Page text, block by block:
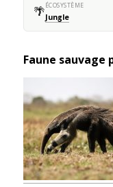
🌴ÉCOSYSTÈME
Jungle
Faune